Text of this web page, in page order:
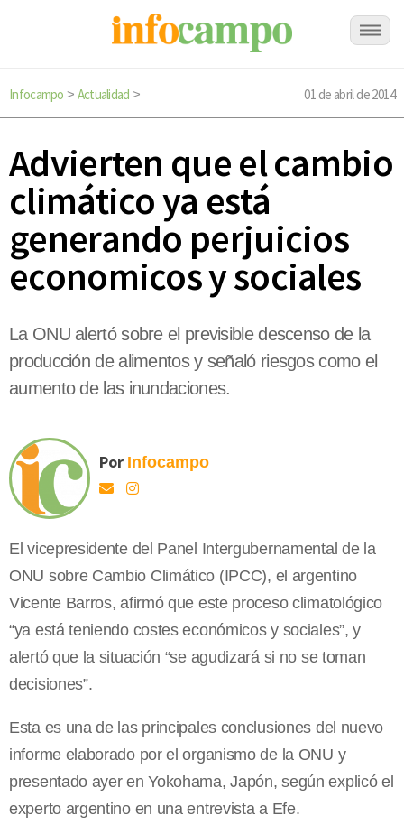
Infocampo > Actualidad > 01 de abril de 2014
Advierten que el cambio
climático ya está
generando perjuicios
economicos y sociales
La ONU alertó sobre el previsible descenso de la
producción de alimentos y señaló riesgos como el
aumento de las inundaciones.
Por Infocampo
El vicepresidente del Panel Intergubernamental de la
ONU sobre Cambio Climático (IPCC), el argentino
Vicente Barros, afirmó que este proceso climatológico
“ya está teniendo costes económicos y sociales”, y
alertó que la situación “se agudizará si no se toman
decisiones”.
Esta es una de las principales conclusiones del nuevo
informe elaborado por el organismo de la ONU y
presentado ayer en Yokohama, Japón, según explicó el
experto argentino en una entrevista a Efe.